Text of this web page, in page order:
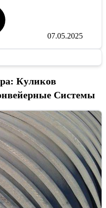
07.05.2025
Куликов
Системы